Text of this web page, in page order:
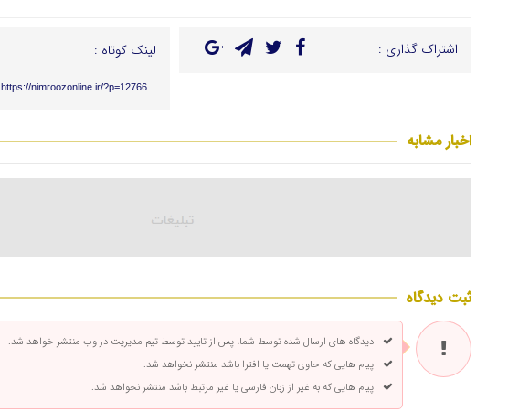
اشتراک گذاری : لینک کوتاه :
https://nimroozonline.ir/?p=12766
اخبار مشابه
ثبت دیدگاه
دیدگاه های ارسال شده توسط شما، پس از تایید توسط تیم مدیریت در وب منتشر خواهد شد.
پیام هایی که حاوی تهمت یا افترا باشد منتشر نخواهد شد.
پیام هایی که به غیر از زبان فارسی یا غیر مرتبط باشد منتشر نخواهد شد.